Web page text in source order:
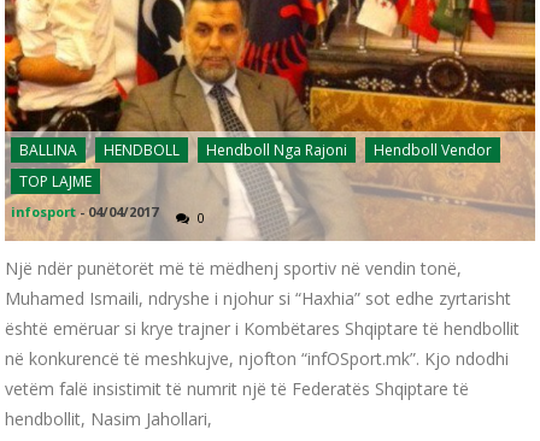
BALLINA HENDBOLL Hendboll Nga Rajoni
Hendboll Vendor
TOP LAJME
infosport -04/04/2017 0
Një ndër punëtorët më të mëdhenj sportiv në vendin tonë,
Muhamed Ismaili, ndryshe i njohur si “Haxhia” sot edhe zyrtarisht
është emëruar si krye trajner i Kombëtares Shqiptare të hendbollit
në konkurencë të meshkujve, njofton “infOSport.mk”. Kjo ndodhi
vetëm falë insistimit të numrit një të Federatës Shqiptare të
hendbollit, Nasim Jahollari,